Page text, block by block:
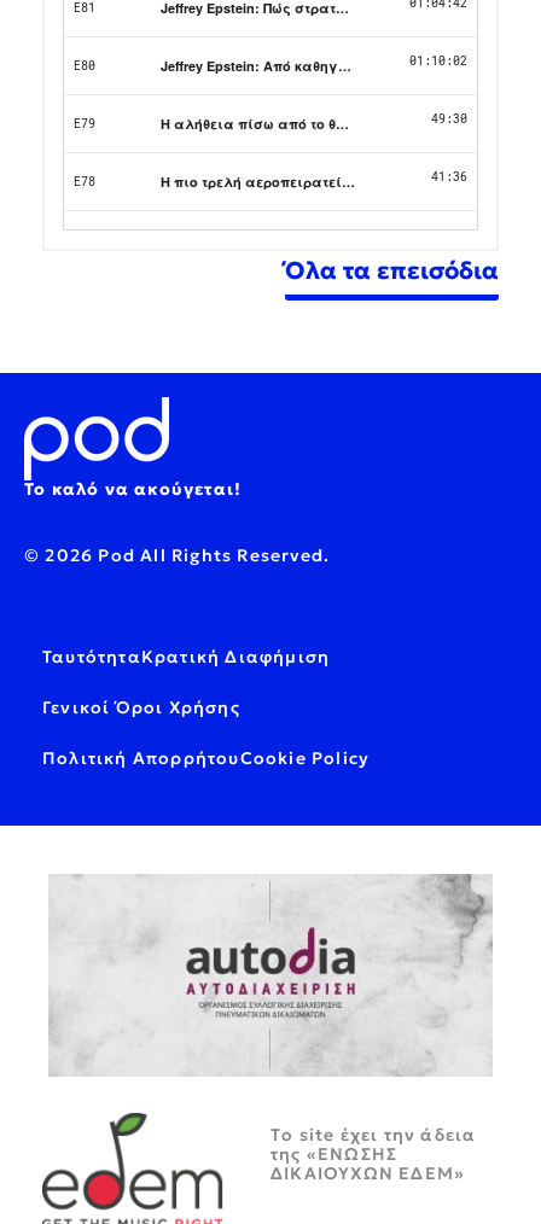
Όλα τα επεισόδια
Το καλό να ακούγεται!
© 2026 Pod All Rights Reserved.
ΤαυτότηταΚρατική Διαφήμιση
Γενικοί Όροι Χρήσης
Πολιτική ΑπορρήτουCookie Policy
Tο site έχει την άδεια
της «ΕΝΩΣΗΣ
ΔΙΚΑΙΟΥΧΩΝ ΕΔΕΜ»